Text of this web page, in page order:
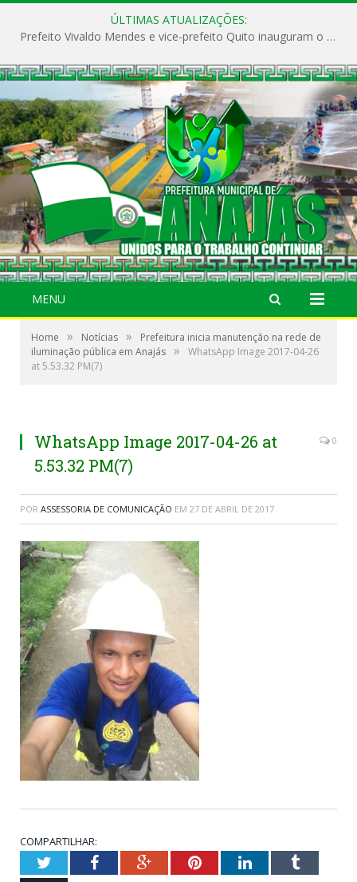
ÚLTIMAS ATUALIZAÇÕES:
Prefeito Vivaldo Mendes e vice-prefeito Quito inauguram o CAPS e fortalecem a saúde pública em Anajás.
MENU
Home » Notícias »
Prefeitura inicia manutenção na rede de
iluminação pública em Anajás »
WhatsApp Image 2017-04-26
at 5.53.32 PM(7)
WhatsApp Image 2017-04-26 at
5.53.32 PM(7)
0
POR ASSESSORIA DE COMUNICAÇÃO EM 27 DE ABRIL DE 2017
COMPARTILHAR:
TwitterFacebookGoogle+PinterestLinkedInTumblr